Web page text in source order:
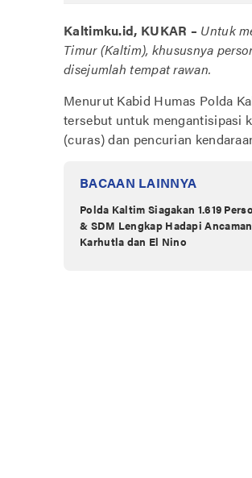
Kaltimku.id, KUKAR – Untuk
Timur (Kaltim), khususnya
disejumlah tempat rawan.
Menurut Kabid Humas Polda
tersebut untuk mengantisipasi
(curas) dan pencurian
BACAAN LAINNYA
Polda Kaltim Siagakan 1.619
& SDM Lengkap Hadapi Ancaman
Karhutla dan El Nino